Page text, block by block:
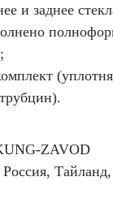
и заднее
ZAVOD
Россия,